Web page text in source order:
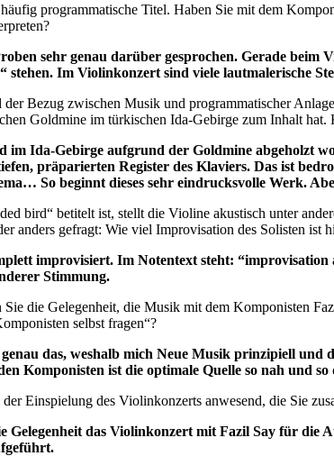
programmatische Titel. Haben Sie mit dem
sehr genau darüber gesprochen. Gerade
stehen. Im Violinkonzert sind viele lautmalerische
Bezug zwischen Musik und programmatischer
Goldmine im türkischen Ida-Gebirge zum Inhalt
im Ida-Gebirge aufgrund der Goldmine abgeholzt
präparierten Register des Klaviers. Das ist
So beginnt dieses sehr eindrucksvolle Werk.
bird“ betitelt ist, stellt die Violine akustisch unter
anders gefragt: Wie viel Improvisation des Solisten ist
improvisiert. Im Notentext steht:
Stimmung.
die Gelegenheit, die Musik mit dem Komponisten
selbst fragen“?
das, weshalb mich Neue Musik prinzipiell
Komponisten ist die optimale Quelle so nah und
Einspielung des Violinkonzerts anwesend, die Sie
Gelegenheit das Violinkonzert mit Fazil Say für